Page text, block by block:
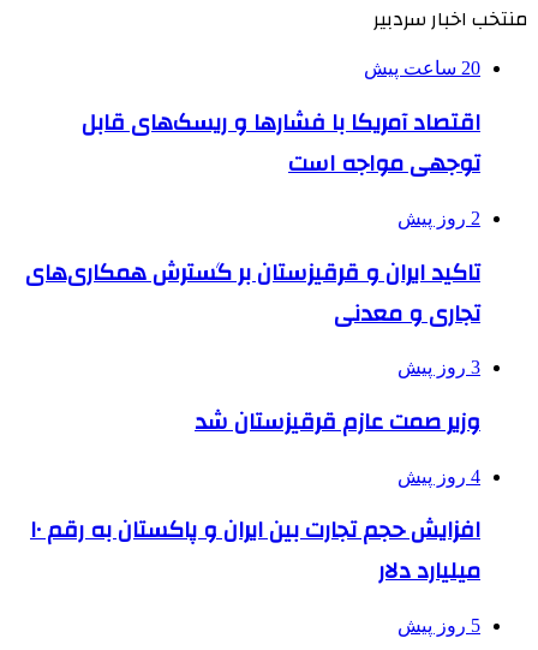
منتخب اخبار سردبیر
20 ساعت پیش
اقتصاد آمریکا با فشارها و ریسک‌های قابل
توجهی مواجه است
2 روز پیش
تاکید ایران و قرقیزستان بر گسترش همکاری‌های
تجاری و معدنی
3 روز پیش
وزیر صمت عازم قرقیزستان شد
4 روز پیش
افزایش حجم تجارت بین ایران و پاکستان به رقم ۱۰
میلیارد دلار
5 روز پیش